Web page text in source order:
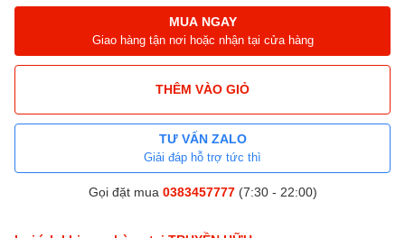
MUA NGAY
Giao hàng tận nơi hoặc nhận tại cửa hàng
THÊM VÀO GIỎ
TƯ VẤN ZALO
Giải đáp hỗ trợ tức thì
Gọi đặt mua 0383457777(7:30 - 22:00)